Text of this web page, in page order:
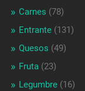
Carnes (78)
Entrante(131)
Quesos (49)
Fruta(23)
Legumbre(16)